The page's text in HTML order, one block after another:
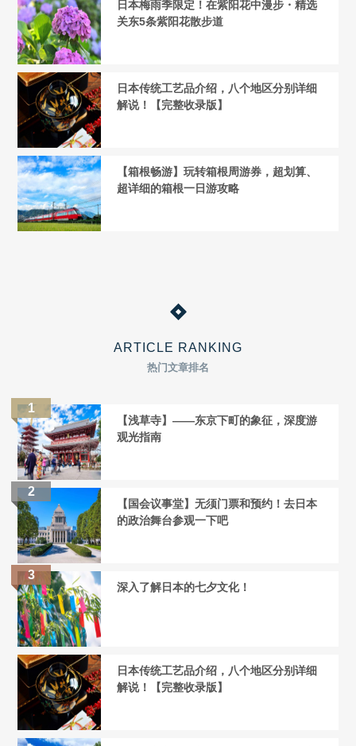
日本梅雨季限定！在紫阳花中漫步・精选
关东5条紫阳花散步道
日本传统工艺品介绍，八个地区分别详细
解说！【完整收录版】
【箱根畅游】玩转箱根周游券，超划算、
超详细的箱根一日游攻略
ARTICLE RANKING
热门文章排名
【浅草寺】——东京下町的象征，深度游
观光指南
【国会议事堂】无须门票和预约！去日本
的政治舞台参观一下吧
深入了解日本的七夕文化！
日本传统工艺品介绍，八个地区分别详细
解说！【完整收录版】